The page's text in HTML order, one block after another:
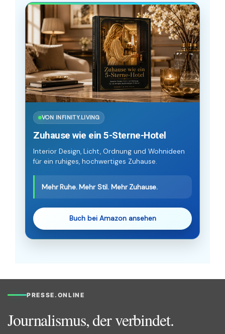
VON INFINITY.LIVING
Zuhause wie ein 5-Sterne-Hotel
Interior Design, Licht, Ordnung und Wohnideen
für ein ruhiges, hochwertiges Zuhause.
Mehr Ruhe. Mehr Stil. Mehr Zuhause.
Buch bei Amazon ansehen
PRESSE.ONLINE
Journalismus, der verbindet.